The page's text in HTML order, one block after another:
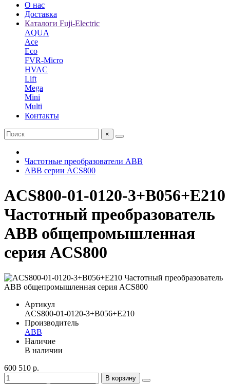
О нас
Доставка
Каталоги Fuji-Electric
AQUA
Ace
Eco
FVR-Micro
HVAC
Lift
Mega
Mini
Multi
Контакты
×
Частотные преобразователи ABB
ABB серии ACS800
ACS800-01-0120-3+B056+E210
Частотный преобразователь
ABB общепромышленная
серия ACS800
Артикул
ACS800-01-0120-3+B056+E210
Производитель
ABB
Наличие
В наличии
600 510 р.
В корзину